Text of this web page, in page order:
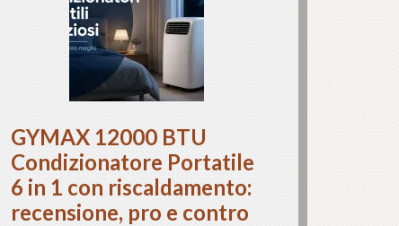
GYMAX 12000 BTU
Condizionatore Portatile
6 in 1 con riscaldamento:
recensione, pro e contro